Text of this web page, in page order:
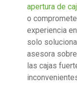
apertura de
o
experiencia
solo
asesora
las cajas